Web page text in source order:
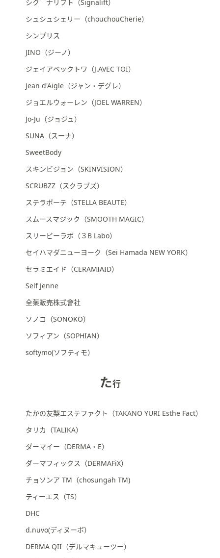
シク゛ナリフト（Signalift）
シュシュシェリー（chouchouCherie）
シンプリス
JINO（ジーノ）
ジェイアベックトワ（J.AVEC TOI）
Jean d'Aigle（ジャン・デグレ）
ジョエルウォーレン（JOEL WARREN）
Jo-Ju（ジョジュ）
SUNA（スーナ）
SweetBody
スキンビジョン（SKINVISION）
SCRUBZZ（スクラブズ）
ステラボーテ（STELLA BEAUTE）
スムースマジック（SMOOTH MAGIC）
スリービーラボ（３B Labo）
セイハマダニューヨーク（Sei Hamada NEW YORK）
セラミエイド（CERAMIAID）
Self Jenne
全薬販売株式會社
ソノコ（SONOKO）
ソフィアン（SOPHIAN）
softymo(ソフティモ）
た行
たかの友梨エステファクト（TAKANO YURI Esthe Fact）
タリカ（TALIKA）
ダーマイー（DERMA・E）
ダーマフィックス（DERMAFiX）
チョソンア TM（chosungah TM)
ティーエス（TS）
DHC
d.nuvo(ディヌーボ）
DERMA QII（デルマキューツー）